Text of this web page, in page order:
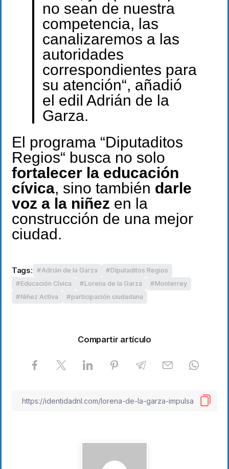
no sean de nuestra
competencia, las
canalizaremos a las
autoridades
correspondientes para
su atención“, añadió
el edil Adrián de la
Garza.
El programa “Diputaditos
Regios“ busca no solo
fortalecer la educación
cívica, sino también darle
voz a la niñez en la
construcción de una mejor
ciudad.
Tags: Adrián de la Garza
Diputaditos Regios
Educación Cívica
Lorena de la Garza
Monterrey
Niñez Activa
participación ciudadana
Compartir artículo